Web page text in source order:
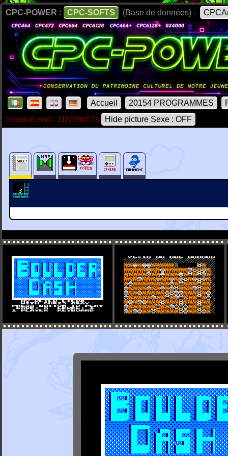
CPC-POWER : CPC-SOFTS (Base de données) -
Accueil 20154 PROGRAMMES
Session end : 11h59m57s
Hide picture Sexe : OFF